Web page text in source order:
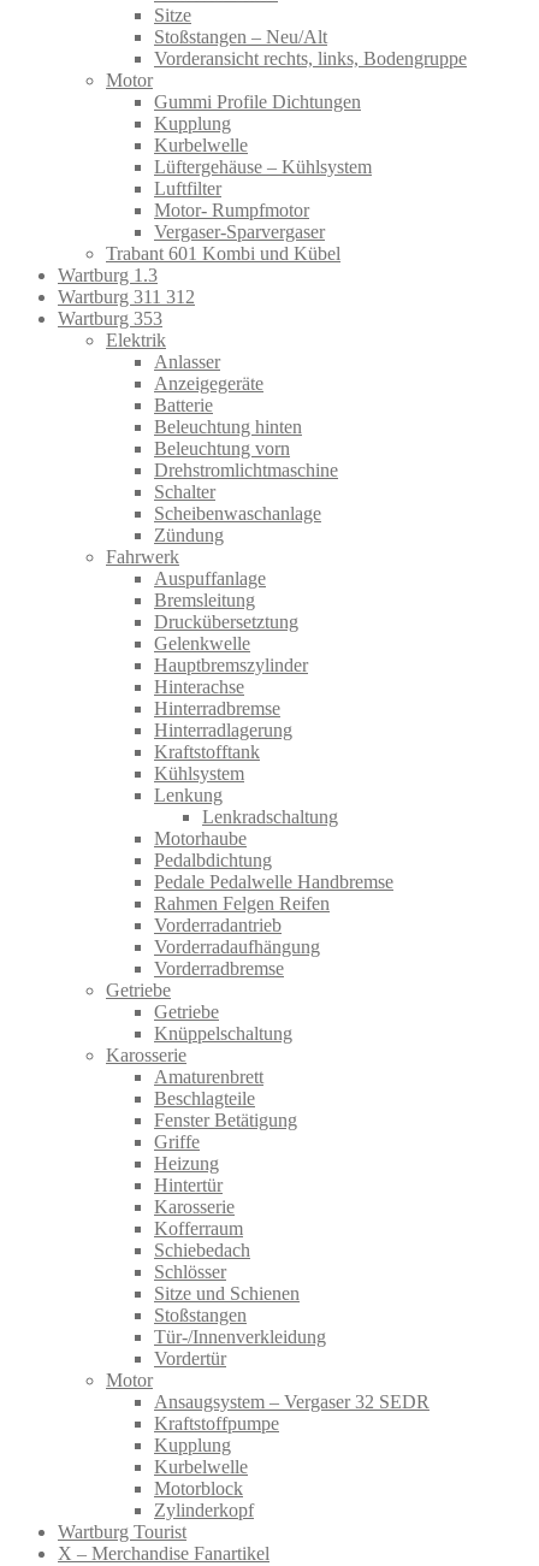
Sitze
Stoßstangen – Neu/Alt
Vorderansicht rechts, links, Bodengruppe
Motor
Gummi Profile Dichtungen
Kupplung
Kurbelwelle
Lüftergehäuse – Kühlsystem
Luftfilter
Motor- Rumpfmotor
Vergaser-Sparvergaser
Trabant 601 Kombi und Kübel
Wartburg 1.3
Wartburg 311 312
Wartburg 353
Elektrik
Anlasser
Anzeigegeräte
Batterie
Beleuchtung hinten
Beleuchtung vorn
Drehstromlichtmaschine
Schalter
Scheibenwaschanlage
Zündung
Fahrwerk
Auspuffanlage
Bremsleitung
Druckübersetztung
Gelenkwelle
Hauptbremszylinder
Hinterachse
Hinterradbremse
Hinterradlagerung
Kraftstofftank
Kühlsystem
Lenkung
Lenkradschaltung
Motorhaube
Pedalbdichtung
Pedale Pedalwelle Handbremse
Rahmen Felgen Reifen
Vorderradantrieb
Vorderradaufhängung
Vorderradbremse
Getriebe
Getriebe
Knüppelschaltung
Karosserie
Amaturenbrett
Beschlagteile
Fenster Betätigung
Griffe
Heizung
Hintertür
Karosserie
Kofferraum
Schiebedach
Schlösser
Sitze und Schienen
Stoßstangen
Tür-/Innenverkleidung
Vordertür
Motor
Ansaugsystem – Vergaser 32 SEDR
Kraftstoffpumpe
Kupplung
Kurbelwelle
Motorblock
Zylinderkopf
Wartburg Tourist
X – Merchandise Fanartikel